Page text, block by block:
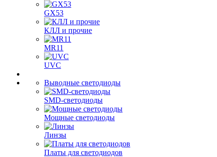
GX53
КЛЛ и прочие
MR11
UVC
Выводные светодиоды
SMD-светодиоды
Мощные светодиоды
Линзы
Платы для светодиодов